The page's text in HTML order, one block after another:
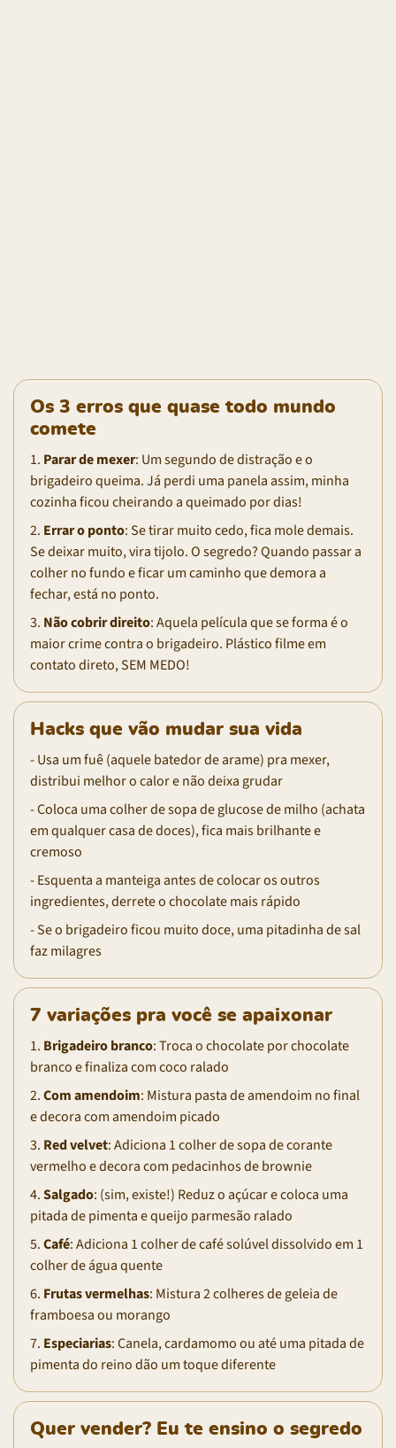
Os 3 erros que quase todo mundo
comete
1. Parar de mexer: Um segundo de distração e o
brigadeiro queima. Já perdi uma panela assim, minha
cozinha ficou cheirando a queimado por dias!
2. Errar o ponto: Se tirar muito cedo, fica mole demais.
Se deixar muito, vira tijolo. O segredo? Quando passar a
colher no fundo e ficar um caminho que demora a
fechar, está no ponto.
3. Não cobrir direito: Aquela película que se forma é o
maior crime contra o brigadeiro. Plástico filme em
contato direto, SEM MEDO!
Hacks que vão mudar sua vida
- Usa um fuê (aquele batedor de arame) pra mexer,
distribui melhor o calor e não deixa grudar
- Coloca uma colher de sopa de glucose de milho (achata
em qualquer casa de doces), fica mais brilhante e
cremoso
- Esquenta a manteiga antes de colocar os outros
ingredientes, derrete o chocolate mais rápido
- Se o brigadeiro ficou muito doce, uma pitadinha de sal
faz milagres
7 variações pra você se apaixonar
1. Brigadeiro branco: Troca o chocolate por chocolate
branco e finaliza com coco ralado
2.Com amendoim: Mistura pasta de amendoim no final
e decora com amendoim picado
3. Red velvet: Adiciona 1 colher de sopa de corante
vermelho e decora com pedacinhos de brownie
4.Salgado: (sim, existe!) Reduz o açúcar e coloca uma
pitada de pimenta e queijo parmesão ralado
5.Café: Adiciona 1 colher de café solúvel dissolvido em 1
colher de água quente
6. Frutas vermelhas: Mistura 2 colheres de geleia de
framboesa ou morango
7. Especiarias: Canela, cardamomo ou até uma pitada de
pimenta do reino dão um toque diferente
Quer vender? Eu te ensino o segredo